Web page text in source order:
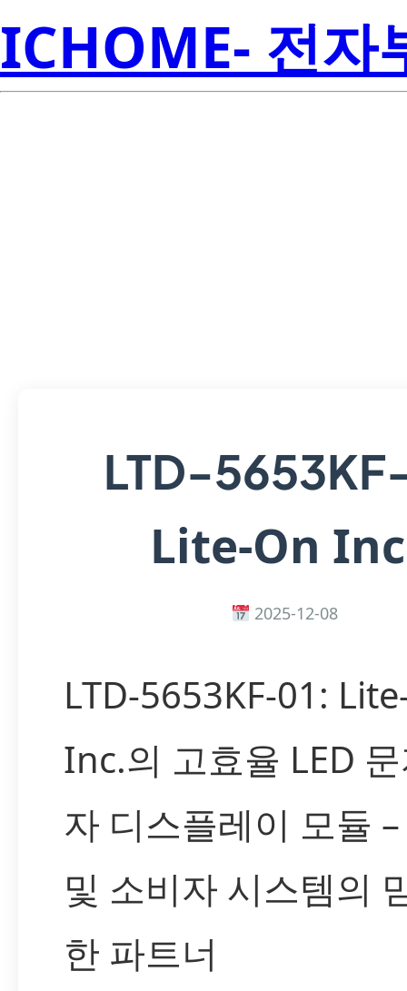
ICHOME- 전자
LTD-
Lite-On
2025-12-08
LTD-5653KF-01:
Inc.의 고효율 LED
자 디스플레이 모듈
및 소비자 시스템의
한 파트너